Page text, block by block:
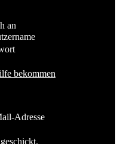
an
bekommen
Adresse